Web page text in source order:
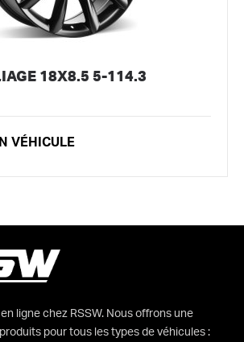
18X8.5 5-114.3
VÉHICULE
en ligne chez RSSW. Nous offrons une
pour tous les types de véhicules :